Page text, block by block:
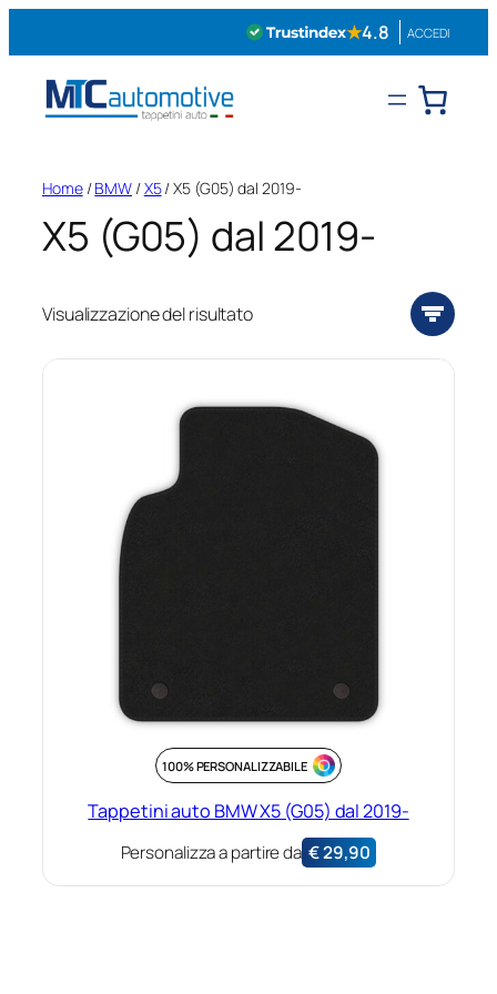
★4.8 ACCEDI
Home/BMW /X5/ X5 (G05) dal 2019-
X5 (G05) dal 2019-
Visualizzazione del risultato
100% PERSONALIZZABILE
Tappetini auto BMW X5 (G05) dal 2019-
Personalizza a partire da €29,90